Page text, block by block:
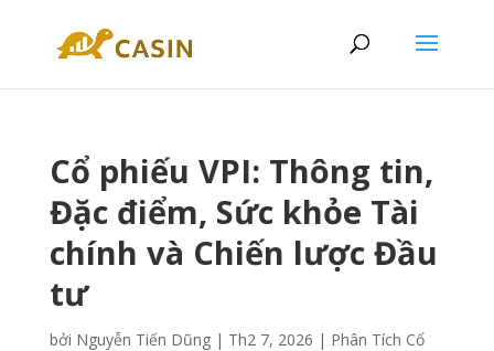
Cổ phiếu VPI: Thông tin,
Đặc điểm, Sức khỏe Tài
chính và Chiến lược Đầu
tư
bởi Nguyễn Tiến Dũng| Th2 7, 2026 | Phân Tích Cổ